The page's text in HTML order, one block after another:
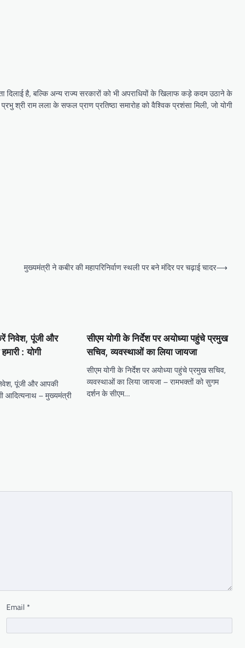
दिलाई है, बल्कि अन्य राज्य सरकारों को भी अपराधियों के खिलाफ कड़े कदम उठाने के
श्री राम लला के सफल प्राण प्रतिष्ठा समारोह को वैश्विक प्रशंसा मिली, जो योगी
मुख्यमंत्री ने कबीर की महापरिनिर्वाण स्थली पर बने मंदिर पर चढ़ाई चादर⟶
निवेश, पूंजी और
: योगी
पूंजी और आपकी
आदित्यनाथ – मुख्यमंत्री
सीएम योगी के निर्देश पर अयोध्या पहुंचे प्रमुख
सचिव, व्यवस्थाओं का लिया जायजा
सीएम योगी के निर्देश पर अयोध्या पहुंचे प्रमुख सचिव,
व्यवस्थाओं का लिया जायजा – रामभक्तों को सुगम
दर्शन के सीएम…
Email *